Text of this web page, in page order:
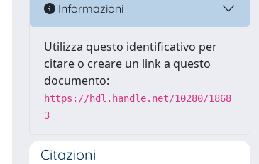
Informazioni
Utilizza questo identificativo per
citare o creare un link a questo
documento:
https://hdl.handle.net/10280/1868
3
Citazioni